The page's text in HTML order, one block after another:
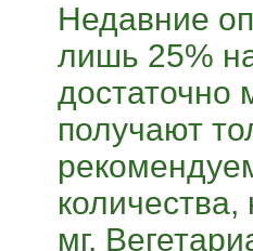
Недавние
лишь 25%
достаточно
получают
количества,
мг.